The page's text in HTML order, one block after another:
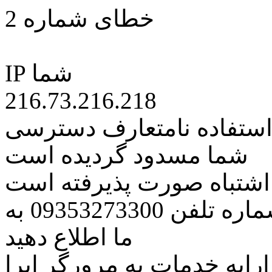
خطای شماره 2
IP شما
216.73.216.218
نامتعارف دسترسی
شما مسدود گردیده است
اشتباه صورت پذیرفته است
مراتب این مسئله را از طریق شماره تلفن 09353273300 به
ما اطلاع دهید
خدمات به مرورگر اپرا